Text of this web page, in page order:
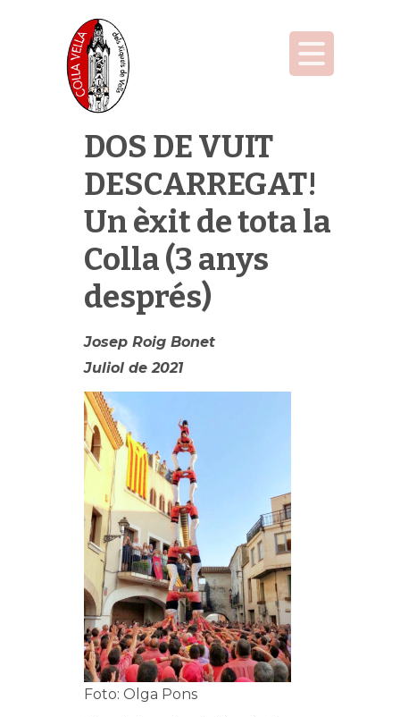
DOS DE VUIT
DESCARREGAT!
Un èxit de tota la
Colla (3 anys
després)
Josep Roig Bonet
Juliol de 2021
Foto: Olga Pons